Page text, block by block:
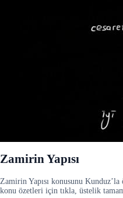
Zamirin Yapısı
Zamirin Yapısı konusunu
konu özetleri için tıkla, üstelik